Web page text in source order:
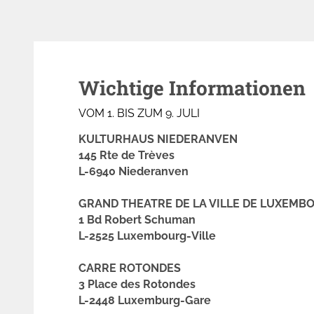
Wichtige Informationen
VOM 1. BIS ZUM 9. JULI
KULTURHAUS NIEDERANVEN
145 Rte de Trèves
L-6940 Niederanven
GRAND THEATRE DE LA VILLE DE
1 Bd Robert Schuman
L-2525 Luxembourg-Ville
CARRE ROTONDES
3 Place des Rotondes
L-2448 Luxemburg-Gare